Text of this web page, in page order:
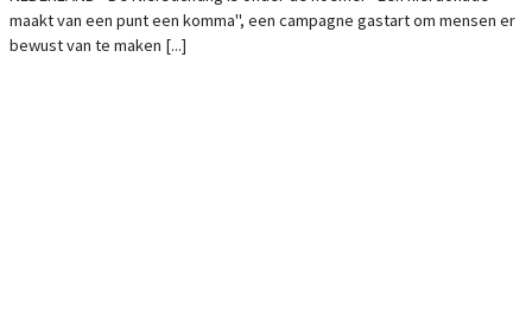
maakt van een punt een komma", een campagne gastart om mensen er
bewust van te maken [...]